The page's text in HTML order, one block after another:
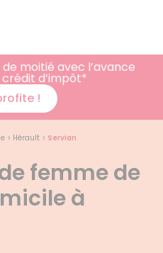
moitié avec l’avance
d’impôt*
!
> Hérault > Servian
femme de
à